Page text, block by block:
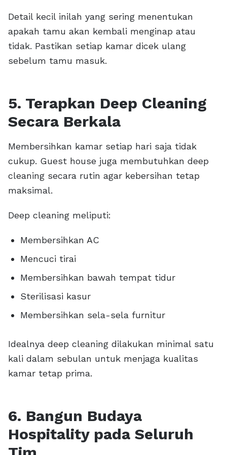
Detail kecil inilah yang sering menentukan
apakah tamu akan kembali menginap atau
tidak. Pastikan setiap kamar dicek ulang
sebelum tamu masuk.
5. Terapkan Deep Cleaning
Secara Berkala
Membersihkan kamar setiap hari saja tidak
cukup. Guest house juga membutuhkan deep
cleaning secara rutin agar kebersihan tetap
maksimal.
Deep cleaning meliputi:
Membersihkan AC
Mencuci tirai
Membersihkan bawah tempat tidur
Sterilisasi kasur
Membersihkan sela-sela furnitur
Idealnya deep cleaning dilakukan minimal satu
kali dalam sebulan untuk menjaga kualitas
kamar tetap prima.
6. Bangun Budaya
Hospitality pada Seluruh